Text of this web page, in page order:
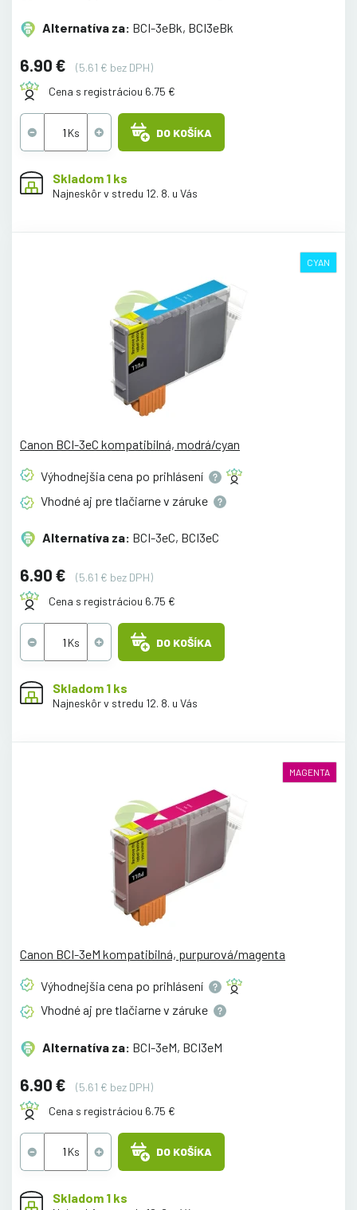
Alternatíva za: BCI-3eBk, BCI3eBk
6.90 €
(5.61 € bez DPH)
Cena s registráciou 6.75 €
DO KOŠÍKA
Skladom 1 ks
Najneskôr v stredu 12. 8. u Vás
CYAN
Canon BCI-3eC kompatibilná, modrá/cyan
Výhodnejšia cena po prihlásení
Vhodné aj pre tlačiarne v záruke
Alternatíva za: BCI-3eC, BCI3eC
6.90 €
(5.61 € bez DPH)
Cena s registráciou 6.75 €
DO KOŠÍKA
Skladom 1 ks
Najneskôr v stredu 12. 8. u Vás
MAGENTA
Canon BCI-3eM kompatibilná, purpurová/magenta
Výhodnejšia cena po prihlásení
Vhodné aj pre tlačiarne v záruke
Alternatíva za: BCI-3eM, BCI3eM
6.90 €
(5.61 € bez DPH)
Cena s registráciou 6.75 €
DO KOŠÍKA
Skladom 1 ks